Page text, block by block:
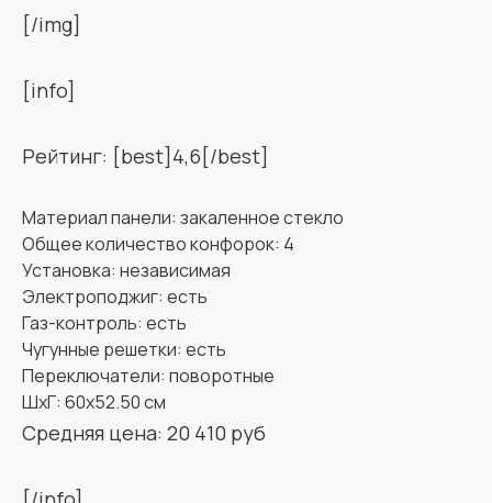
[/img]
[info]
Рейтинг: [best]4,6[/best]
Материал панели: закаленное стекло
Общее количество конфорок: 4
Установка: независимая
Электроподжиг: есть
Газ-контроль: есть
Чугунные решетки: есть
Переключатели: поворотные
ШхГ: 60х52.50 см
Средняя цена: 20 410 руб